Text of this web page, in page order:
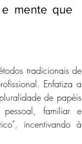
mente que
tradicionais de
Enfatiza a
de papéis
pessoal, familiar e
incentivando à